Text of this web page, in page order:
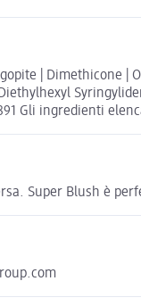
| Dimethicone |
Gli ingredienti
Super Blush è